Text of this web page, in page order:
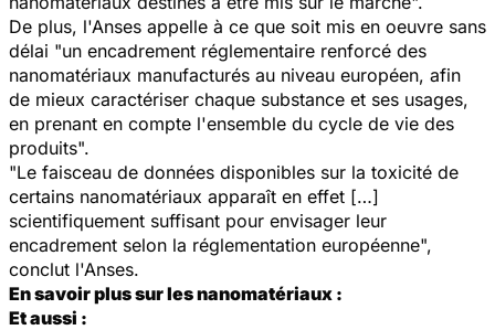
De plus, l'Anses appelle à ce que soit mis en oeuvre sans
délai "un encadrement réglementaire renforcé des
nanomatériaux manufacturés au niveau européen, afin
de mieux caractériser chaque substance et ses usages,
en prenant en compte l'ensemble du cycle de vie des
produits".
"Le faisceau de données disponibles sur la toxicité de
certains nanomatériaux apparaît en effet […]
scientifiquement suffisant pour envisager leur
encadrement selon la réglementation européenne",
conclut l'Anses.
En savoir plus sur les nanomatériaux :
Et aussi :